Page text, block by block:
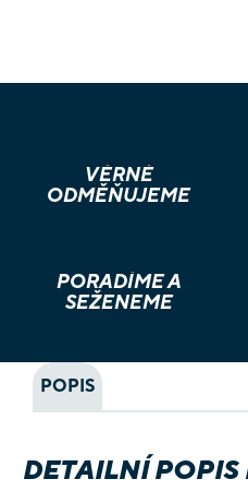
VĚRNÉ
ODMĚŇUJEME
PORADÍME A
SEŽENEME
POPIS
DETAILNÍ POPIS